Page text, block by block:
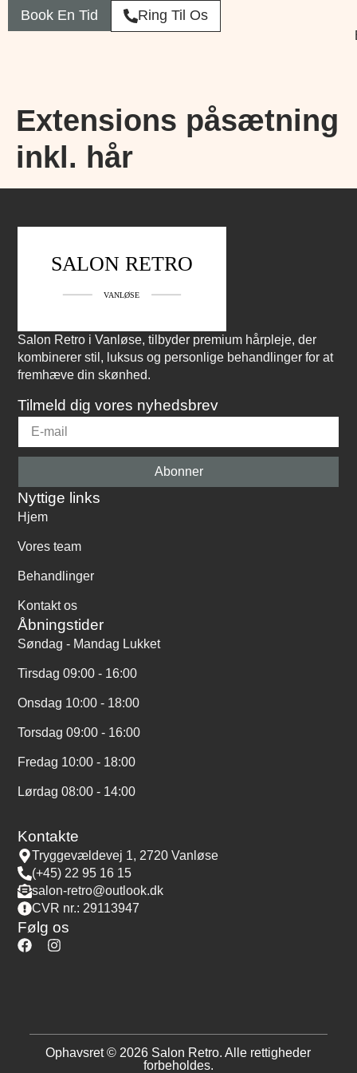
Book En Tid Ring Til Os
Extensions påsætning
inkl. hår
Salon Retro i Vanløse, tilbyder premium hårpleje, der
kombinerer stil, luksus og personlige behandlinger for at
fremhæve din skønhed.
Tilmeld dig vores nyhedsbrev
Abonner
Nyttige links
Hjem
Vores team
Behandlinger
Kontakt os
Åbningstider
Søndag - Mandag Lukket
Tirsdag 09:00 - 16:00
Onsdag 10:00 - 18:00
Torsdag 09:00 - 16:00
Fredag 10:00 - 18:00
Lørdag 08:00 - 14:00
Kontakte
Tryggevældevej 1, 2720 Vanløse
(+45) 22 95 16 15
salon-retro@outlook.dk
CVR nr.: 29113947
Følg os
Ophavsret © 2026 Salon Retro. Alle rettigheder
forbeholdes.